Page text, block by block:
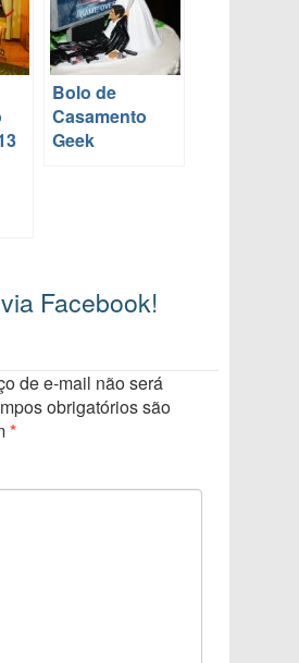
Bolo de
Casamento
Geek
Facebook!
de e-mail não será
obrigatórios são
*